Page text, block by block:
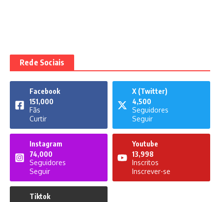
Rede Sociais
Facebook
151,000
Fãs
Curtir
X (Twitter)
4,500
Seguidores
Seguir
Instagram
74,000
Seguidores
Seguir
Youtube
13,998
Inscritos
Inscrever-se
Tiktok